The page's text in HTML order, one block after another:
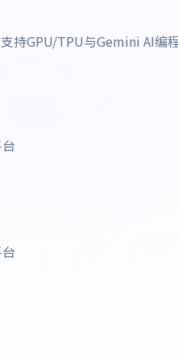
持GPU/TPU与Gemini AI编